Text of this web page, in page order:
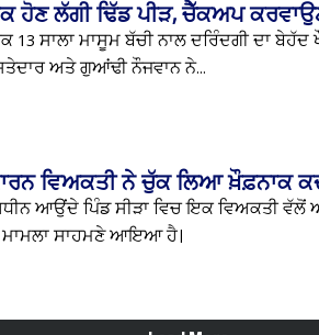
ਹੋਣ ਲੱਗੀ ਢਿੱਡ ਪੀੜ, ਚੈੱਕਅਪ
13 ਸਾਲਾ ਮਾਸੂਮ ਬੱਚੀ ਨਾਲ ਦਰਿੰਦਗੀ ਦਾ
ਅਤੇ ਗੁਆਂਢੀ ਨੌਜਵਾਨ ਨੇ...
ਵਿਅਕਤੀ ਨੇ ਚੁੱਕ ਲਿਆ ਖ਼ੌਫ਼ਨਾਕ
ਆਉਂਦੇ ਪਿੰਡ ਸੀੜਾ ਵਿਚ ਇਕ ਵਿਅਕਤੀ
ਮਾਮਲਾ ਸਾਹਮਣੇ ਆਇਆ ਹੈ।